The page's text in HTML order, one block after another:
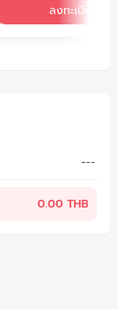
ลงทะเบียน
---
0.00 THB